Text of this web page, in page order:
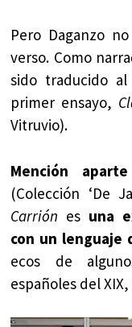
Pero Daganzo
verso. Como
sido traducido
primer ensayo,
Vitruvio).
Mención
(Colección ‘De
Carrión es una
con un lenguaje
ecos de
españoles del